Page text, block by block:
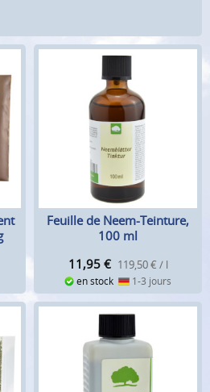
Feuille de Neem-Teinture,
100 ml
11,95 € 119,50 € / l
en stock 1-3 jours